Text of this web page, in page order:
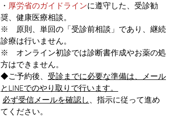
・ 厚労省のガイドラインに遵守した、受診勧
奨、健康医療相談。
※　原則、単回の「受診前相談」であり、継続
診療は行いません。
※　オンライン初診では診断書作成やお薬の処
方はできません。
◆ご予約後、 受診までに必要な準備は、メール
とLINEでのやり取りで行います。
必ず受信メールを確認し 、指示に従って進め
てください。